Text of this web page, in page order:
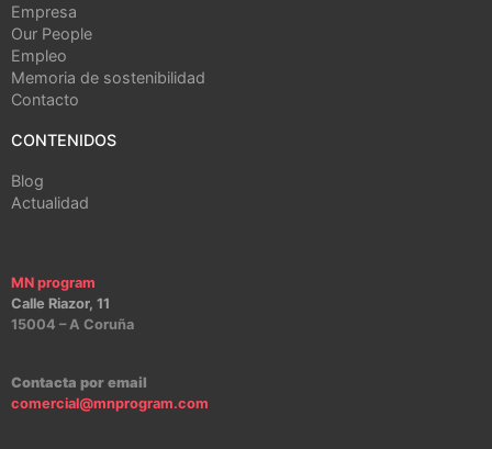
Empresa
Our People
Empleo
Memoria de sostenibilidad
Contacto
CONTENIDOS
Blog
Actualidad
MN program
Calle Riazor, 11
15004 – A Coruña
Contacta por email
comercial@mnprogram.com